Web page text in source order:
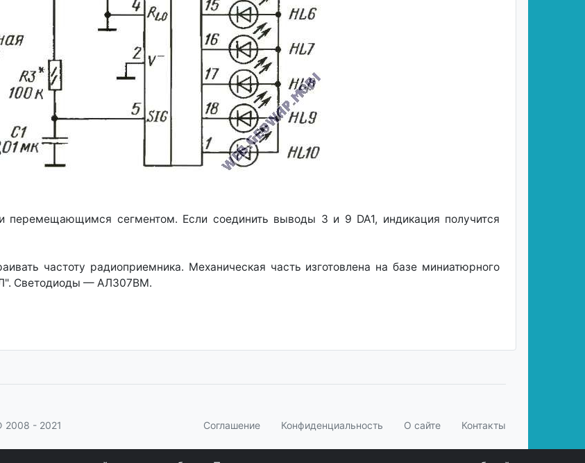
перемещающимся сегментом. Если соединить выводы 3 и 9 DA1, индикация получится
частоту радиоприемника. Механическая часть изготовлена на базе миниатюрного
Светодиоды — АЛ307ВМ.
2008 - 2021
.
Соглашение Конфиденциальность О сайте Контакты